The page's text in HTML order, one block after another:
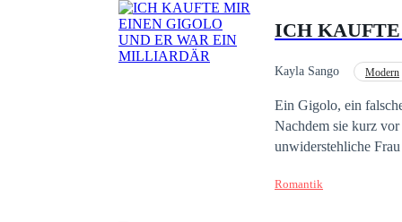
Kayla Sango Modern
Ein Gigolo, ein falscher Verlobter und
Nachdem sie kurz
unwiderstehliche Frau
sich: Christian
Romantik